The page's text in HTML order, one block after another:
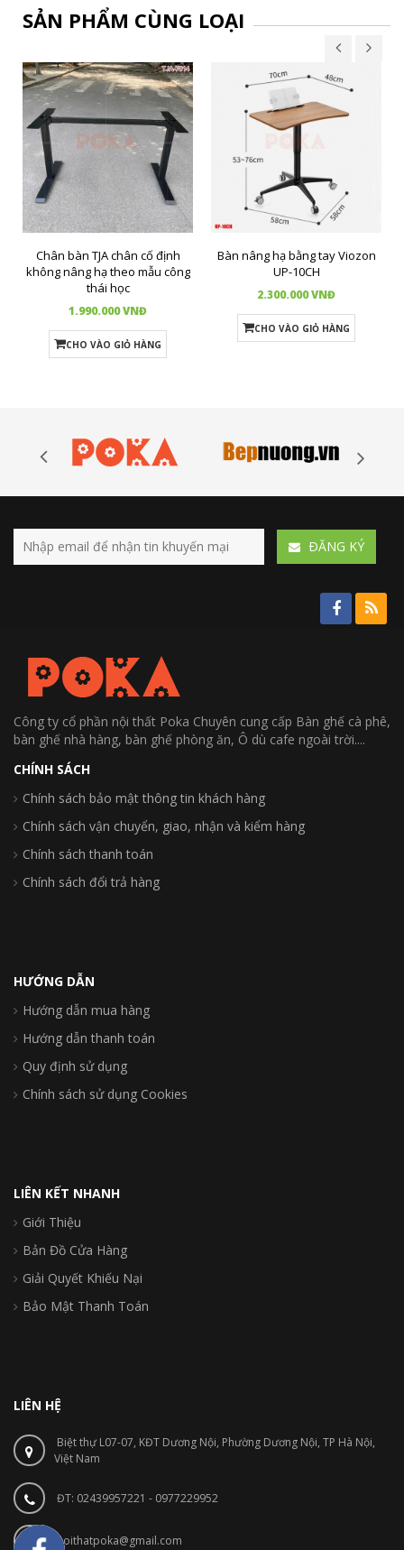
SẢN PHẨM CÙNG LOẠI
Chân bàn TJA chân cố định
không nâng hạ theo mẫu công
thái học
1.990.000 VNĐ
CHO VÀO GIỎ HÀNG
Bàn nâng hạ bằng tay Viozon
UP-10CH
2.300.000 VNĐ
CHO VÀO GIỎ HÀNG
ÐĂNG KÝ
Công ty cổ phần nội thất Poka Chuyên cung cấp Bàn ghế cà phê,
bàn ghế nhà hàng, bàn ghế phòng ăn, Ô dù cafe ngoài trời....
CHÍNH SÁCH
Chính sách bảo mật thông tin khách hàng
Chính sách vận chuyển, giao, nhận và kiểm hàng
Chính sách thanh toán
Chính sách đổi trả hàng
HƯỚNG DẪN
Hướng dẫn mua hàng
Hướng dẫn thanh toán
Quy định sử dụng
Chính sách sử dụng Cookies
LIÊN KẾT NHANH
Giới Thiệu
Bản Đồ Cửa Hàng
Giải Quyết Khiếu Nại
Bảo Mật Thanh Toán
LIÊN HỆ
Biệt thự L07-07, KĐT Dương Nội, Phường Dương Nội, TP Hà Nội,
Việt Nam
ĐT: 02439957221 - 0977229952
noithatpoka@gmail.com